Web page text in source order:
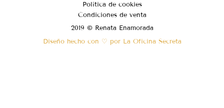
Política de cookies
Condiciones de venta
2019 © Renata Enamorada
Diseño hecho con ♡ por La Oficina Secreta